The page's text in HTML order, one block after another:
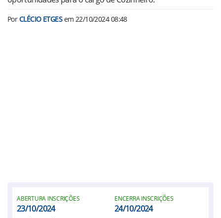
PorCLÉCIO ETGESem 22/10/2024 08:48
ABERTURA INSCRIÇÕES
23/10/2024
ENCERRA INSCRIÇÕES
24/10/2024